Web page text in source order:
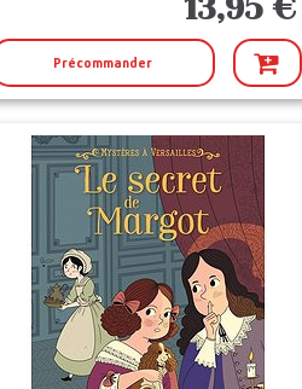
13,95 €
Précommander